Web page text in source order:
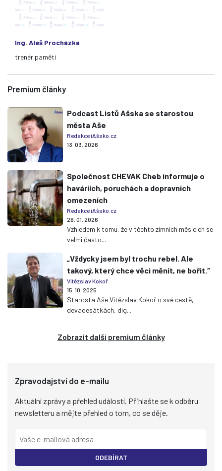
Ing. Aleš Procházka
trenér paměti
Premium články
Podcast Listů Ašska se starostou
města Aše
Redakce iAšsko.cz
13. 03. 2026
Společnost CHEVAK Cheb informuje o
haváriích, poruchách a dopravních
omezeních
Redakce iAšsko.cz
26. 01. 2026
Vzhledem k tomu, že v těchto zimních měsících se
velmi často...
„Vždycky jsem byl trochu rebel. Ale
takový, který chce věci měnit, ne bořit.“
Vítězslav Kokoř
15. 10. 2025
Starosta Aše Vítězslav Kokoř o své cestě,
devadesátkách, dig...
Zobrazit další premium články
Zpravodajství do e-mailu
Aktuální zprávy a přehled událostí. Přihlašte se k odběru
newsletteru a mějte přehled o tom, co se děje.
ODEBÍRAT